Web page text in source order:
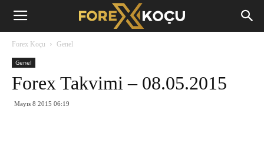
Forex
Forex Koçu Genel
Genel
Forex Takvimi – 08.05.2015
Mayıs 8 2015 06:19